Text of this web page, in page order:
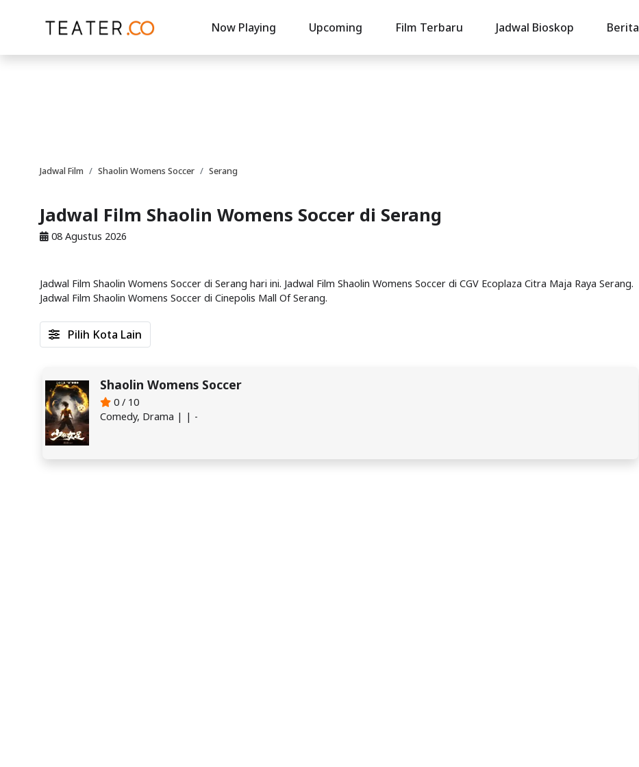
Now Playing Upcoming Film Terbaru Jadwal Bioskop Berita
Jadwal Film Shaolin Womens Soccer Serang
Jadwal Film Shaolin Womens Soccer di Serang
08 Agustus 2026
Jadwal Film Shaolin Womens Soccer di Serang hari ini. Jadwal Film Shaolin Womens Soccer di CGV Ecoplaza Citra Maja Raya Serang.
Jadwal Film Shaolin Womens Soccer di Cinepolis Mall Of Serang.
Shaolin Womens Soccer
0 / 10
Comedy, Drama | | -
Pilih Kota Lain